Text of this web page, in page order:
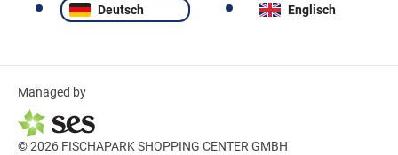
Deutsch Englisch
Managed by
© 2026 FISCHAPARK SHOPPING CENTER GMBH